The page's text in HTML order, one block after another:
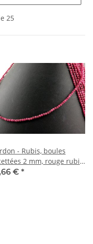
25
- Rubis, boules
2 mm, rouge rubis,
39 cm /1185
€ *